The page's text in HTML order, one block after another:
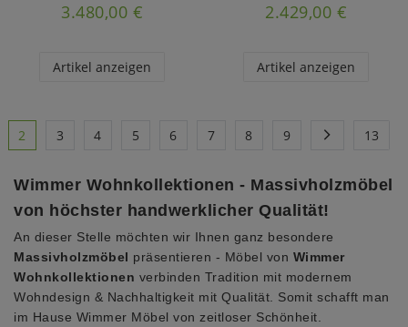
3.480,00 €
Artikel anzeigen
2.429,00 €
Artikel anzeigen
2 3 4 5 6 7 8 9 13
Wimmer Wohnkollektionen - Massivholzmöbel
von höchster handwerklicher Qualität!
An dieser Stelle möchten wir Ihnen ganz besondere
Massivholzmöbel präsentieren - Möbel von Wimmer
Wohnkollektionen verbinden Tradition mit modernem
Wohndesign & Nachhaltigkeit mit Qualität. Somit schafft man
im Hause Wimmer Möbel von zeitloser Schönheit.